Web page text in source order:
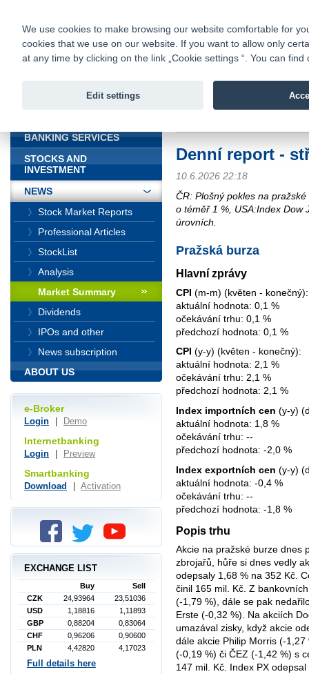
Fio bank
Fio banka
Denní report -
10.6.2026 22:18
ČR: Plošný pokles na
o téměř 1 %, USA:Index Dow
úrovních.
Pražská burza
Hlavní zprávy
CPI (m-m) (květen - konečný):
aktuální hodnota: 0,1 %
očekávání trhu: 0,1 %
předchozí hodnota: 0,1 %
CPI (y-y) (květen - konečný):
aktuální hodnota: 2,1 %
očekávání trhu: 2,1 %
předchozí hodnota: 2,1 %
Index importních cen (y-y)
aktuální hodnota: 1,8 %
očekávání trhu: --
předchozí hodnota: -2,0 %
Index exportních cen (y-y)
aktuální hodnota: -0,4 %
očekávání trhu: --
předchozí hodnota: -1,8 %
Popis trhu
Akcie na pražské burze dnes
zbrojařů, hůře si dnes vedly
odepsaly 1,68 % na 352 Kč.
činil 165 mil. Kč. Z
(-1,79 %), dále se pak
Erste (-0,32 %). Na akciích
umazával zisky, když akcie
dále akcie Philip Morris (-
(-0,19 %) či ČEZ (-1,42 %) s
147 mil. Kč. Index PX odepsal
BANKING SERVICES
STOCKS AND
INVESTMENT
NEWS
Stock Market Reports
Professional Articles
StockList
Analysis
Market Summary
Dividends
IPOs and other
News subscription
ABOUT US
e-Broker
Login Demo
Internetbanking
Login Preview
Smartbanking
Download Activation
EXCHANGE LIST
Buy
Sell
CZK
24,93964
23,51036
USD
1,18816
1,11893
GBP
0,88204
0,83064
CHF
0,96206
0,90600
PLN
4,42820 4,17023
Full details here
We use cookies to make browsing our website comfortable for
cookies that we use on our website. If you want to allow only
at any time by clicking on the link „Cookie settings “. You can
Edit settings